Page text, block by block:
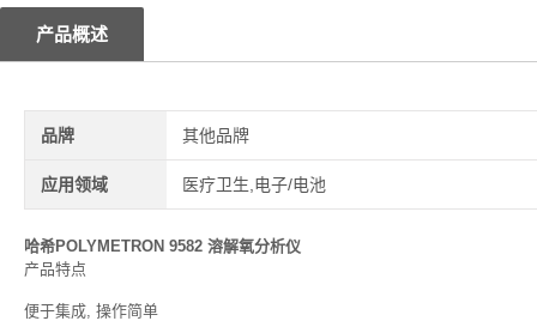
产品概述
品牌 其他品牌
应用领域 医疗卫生,电子/电池
哈希POLYMETRON 9582 溶解氧分析仪
产品特点
便于集成, 操作简单